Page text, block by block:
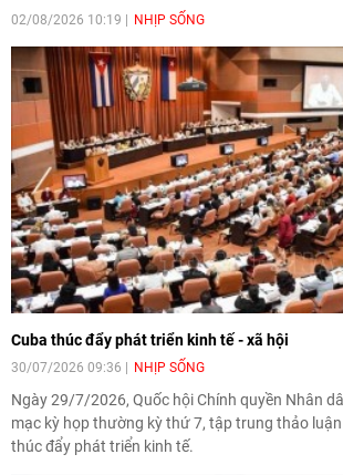
02/08/2026 10:19 NHỊP SỐNG
Cuba thúc đẩy phát triển kinh tế - xã hội
30/07/2026 09:36 NHỊP SỐNG
Ngày 29/7/2026, Quốc hội Chính quyền Nhân
mạc kỳ họp thường kỳ thứ 7, tập trung thảo
thúc đẩy phát triển kinh tế.